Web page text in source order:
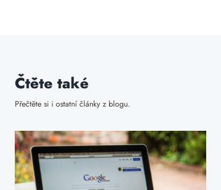
Čtěte také
Přečtěte si i ostatní články z blogu.